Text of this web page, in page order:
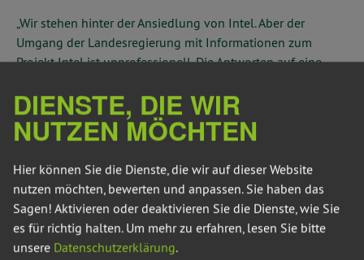
„Wir stehen hinter der Ansiedlung von Intel. Aber der
Umgang der Landesregierung mit Informationen zum
Projekt Intel ist unprofessionell. Die Antworten auf eine
erschütternd und frech. Wer die Kommunikation verweigert,
gefährdet einen zentralen Grund, wieso Intel hier bauen
will. Das ist die bei uns breite Akzeptanz für ein solches
der grünen Landtagsfraktion.
Meister spricht sich für einen Unterausschuss des
Wirtschaftsausschusses aus, um mehr Transparenz zu
schaffen. „Bei der Ansiedlung geht es um
DIENSTE, DIE WIR
NUTZEN MÖCHTEN
Hier können Sie die Dienste, die wir auf dieser Website
nutzen möchten, bewerten und anpassen. Sie haben das
Sagen! Aktivieren oder deaktivieren Sie die Dienste, wie Sie
es für richtig halten. Um mehr zu erfahren, lesen Sie bitte
unsere Datenschutzerklärung.